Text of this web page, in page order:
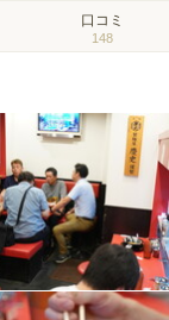
口コミ
148